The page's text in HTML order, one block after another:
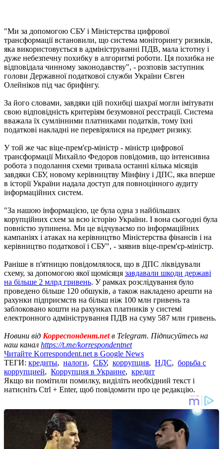
"Ми за допомогою СБУ і Міністерства цифрової
трансформації встановили, що система моніторингу ризиків,
яка використовується в адмініструванні ПДВ, мала істотну і
дуже небезпечну похибку в алгоритмі роботи. Ця похибка не
відповідала чинному законодавству", - розповів заступник
голови Державної податкової служби України Євген
Олейніков під час брифінгу.
За його словами, завдяки цій похибці шахраї могли імітувати
свою відповідність критеріям безумовної реєстрації. Система
вважала їх сумлінними платниками податків, тому їхні
податкові накладні не перевірялися на предмет ризику.
У той же час віце-прем'єр-міністр - міністр цифрової
трансформації Михайло Федоров повідомив, що інтенсивна
робота з подолання схеми тривала останні кілька місяців
завдяки СБУ, новому керівництву Мінфіну і ДПС, яка вперше
в історії України надала доступ для повноцінного аудиту
інформаційних систем.
"За нашою інформацією, це була одна з найбільших
корупційних схем за всю історію України. І вона сьогодні була
повністю зупинена. Ми це відчуваємо по інформаційних
кампаніях і атаках на керівництво Міністерства фінансів і на
керівництво податкової і СБУ", - заявив віце-прем'єр-міністр.
Раніше в п'ятницю повідомлялося, що в ДПС ліквідували
схему, за допомогою якої щомісяця завдавали шкоди державі
на більше 2 млрд гривень. У рамках розслідування було
проведено більше 120 обшуків, а також накладено арешти на
рахунки підприємств на більш ніж 100 млн гривень та
заблоковано кошти на рахунках платників у системі
електронного адміністрування ПДВ на суму 587 млн ​​гривень.
Новини від Корреспондент.netв Telegram. Підписуйтесь на
наш канал https://t.me/korrespondentnet
Читайте Korrespondent.net в Google News
ТЕГИ: кредиты, налоги, СБУ, коррупция, НДС, борьба с
коррупцией, Коррупция в Украине, кредит
Якщо ви помітили помилку, виділіть необхідний текст і
натисніть Ctrl + Enter, щоб повідомити про це редакцію.